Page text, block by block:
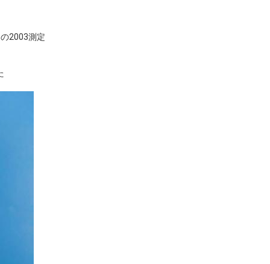
2003測定